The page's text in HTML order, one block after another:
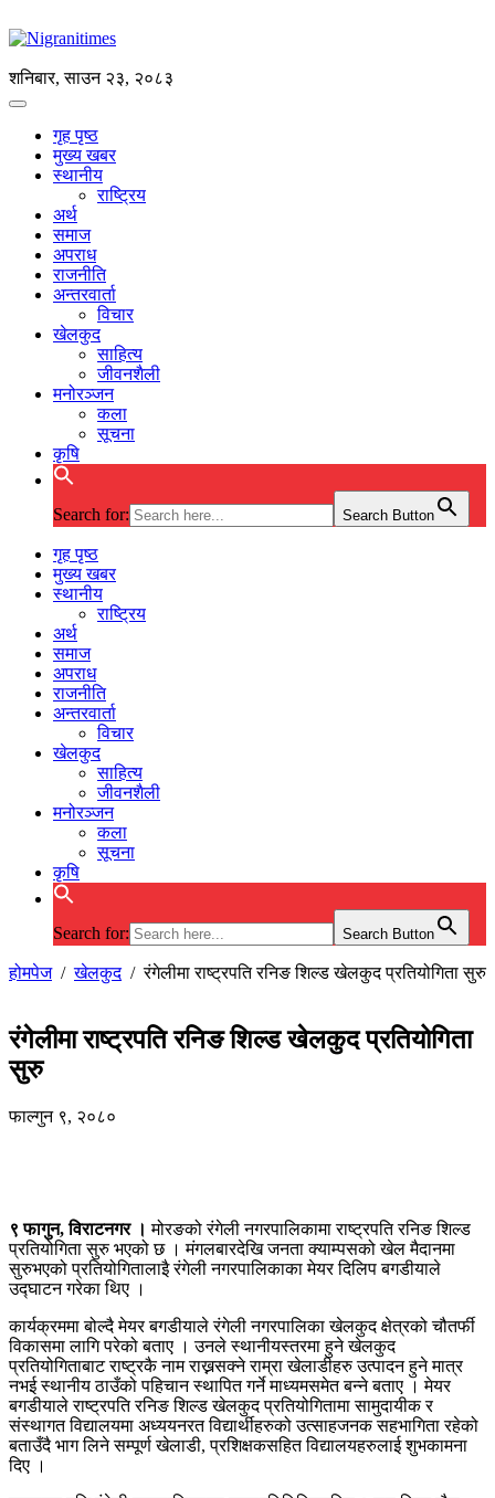
शनिबार, साउन २३, २०८३
गृह पृष्ठ
मुख्य खबर
स्थानीय
राष्ट्रिय
अर्थ
समाज
अपराध
राजनीति
अन्तरवार्ता
विचार
खेलकुद
साहित्य
जीवनशैली
मनोरञ्जन
कला
सूचना
कृषि
Search for: Search Button
गृह पृष्ठ
मुख्य खबर
स्थानीय
राष्ट्रिय
अर्थ
समाज
अपराध
राजनीति
अन्तरवार्ता
विचार
खेलकुद
साहित्य
जीवनशैली
मनोरञ्जन
कला
सूचना
कृषि
Search for: Search Button
होमपेज/खेलकुद/रंगेलीमा राष्ट्रपति रनिङ शिल्ड खेलकुद प्रतियोगिता सुरु
रंगेलीमा राष्ट्रपति रनिङ शिल्ड खेलकुद प्रतियोगिता
सुरु
फाल्गुन ९, २०८०
९ फागुन, विराटनगर । मोरङको रंगेली नगरपालिकामा राष्ट्रपति रनिङ शिल्ड
प्रतियोगिता सुरु भएको छ । मंगलबारदेखि जनता क्याम्पसको खेल मैदानमा
सुरुभएको प्रतियोगितालाइै रंगेली नगरपालिकाका मेयर दिलिप बगडीयाले
उद्घाटन गरेका थिए ।
कार्यक्रममा बोल्दै मेयर बगडीयाले रंगेली नगरपालिका खेलकुद क्षेत्रको चौतर्फी
विकासमा लागि परेको बताए । उनले स्थानीयस्तरमा हुने खेलकुद
प्रतियोगिताबाट राष्ट्रकै नाम राख्नसक्ने राम्रा खेलाडीहरु उत्पादन हुने मात्र
नभई स्थानीय ठाउँको पहिचान स्थापित गर्ने माध्यमसमेत बन्ने बताए । मेयर
बगडीयाले राष्ट्रपति रनिङ शिल्ड खेलकुद प्रतियोगितामा सामुदायीक र
संस्थागत विद्यालयमा अध्ययनरत विद्यार्थीहरुको उत्साहजनक सहभागिता रहेको
बताउँदै भाग लिने सम्पूर्ण खेलाडी, प्रशिक्षकसहित विद्यालयहरुलाई शुभकामना
दिए ।